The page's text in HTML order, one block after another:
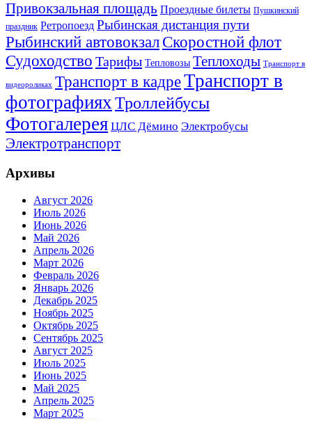
Привокзальная площадь Проездные билеты Пушкинский
праздник Ретропоезд Рыбинская дистанция пути
Рыбинский автовокзал Скоростной флот
Судоходство Тарифы Тепловозы Теплоходы Транспорт в
видеороликах Транспорт в кадреТранспорт в
фотографияхТроллейбусы
Фотогалерея ЦЛС Дёмино Электробусы
Электротранспорт
Архивы
Август 2026
Июль 2026
Июнь 2026
Май 2026
Апрель 2026
Март 2026
Февраль 2026
Январь 2026
Декабрь 2025
Ноябрь 2025
Октябрь 2025
Сентябрь 2025
Август 2025
Июль 2025
Июнь 2025
Май 2025
Апрель 2025
Март 2025